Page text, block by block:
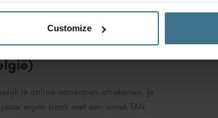
Customize
uit
je online aankopen afrekenen. Je
eigen bank met een uniek TAN